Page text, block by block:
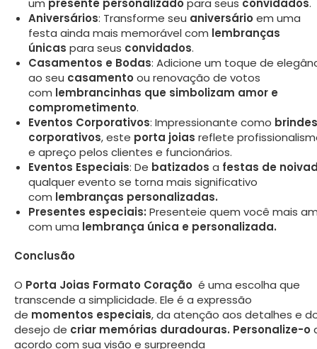
um presente personalizadopara seus convidados.
Aniversários: Transforme seu aniversárioem uma
festa ainda mais memorável com lembranças
únicas para seus convidados.
Casamentos e Bodas: Adicione um toque de
ao seu casamentoou renovação de votos
com lembrancinhas que simbolizam amor e
comprometimento.
Eventos Corporativos: Impressionante como brindes
corporativos, este porta joias reflete
e apreço pelos clientes e funcionários.
Eventos Especiais: De batizados a festas de
qualquer evento se torna mais significativo
com lembranças personalizadas.
Presentes especiais: Presenteie quem você mais
com uma lembrança única e personalizada.
Conclusão
O Porta Joias Formato Coração é uma escolha que
transcende a simplicidade. Ele é a expressão
de momentos especiais, da atenção aos detalhes e
desejo de criar memórias duradouras. Personalize-o
acordo com sua visão e surpreenda